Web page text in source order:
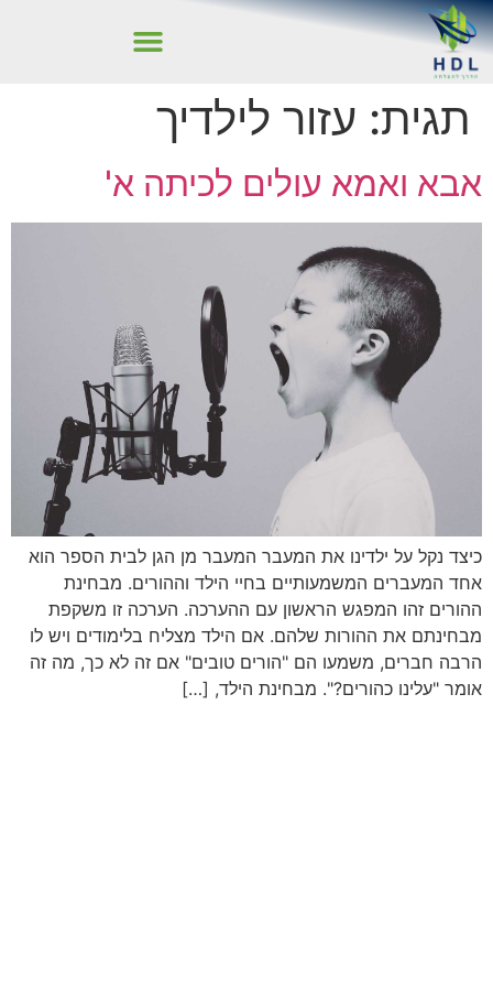
תגית: עזור לילדיך
אבא ואמא עולים לכיתה א'
כיצד נקל על ילדינו את המעבר המעבר מן הגן לבית הספר הוא
אחד המעברים המשמעותיים בחיי הילד וההורים. מבחינת
ההורים זהו המפגש הראשון עם ההערכה. הערכה זו משקפת
מבחינתם את ההורות שלהם. אם הילד מצליח בלימודים ויש לו
הרבה חברים, משמעו הם "הורים טובים" אם זה לא כך, מה זה
אומר "עלינו כהורים?". מבחינת הילד, […]